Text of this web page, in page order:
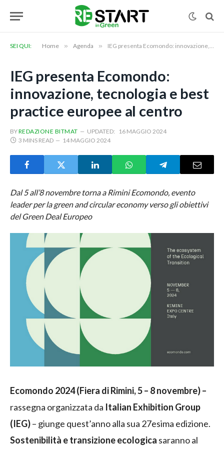
SEI QUI: Home » Agenda » IEG presenta Ecomondo: innovazione, tecnologia e best practice europee al centro
IEG presenta Ecomondo:
innovazione, tecnologia e best
practice europee al centro
BYREDAZIONE BITMAT UPDATED:
16 MAGGIO 2024
3 MINS READ
14 MAGGIO 2024
Dal 5 all’8 novembre torna a Rimini Ecomondo, evento
leader per la green and circular economy verso gli obiettivi
del Green Deal Europeo
Ecomondo 2024 (Fiera di Rimini, 5 – 8 novembre) –
rassegna organizzata da Italian Exhibition Group
(IEG)– giunge quest’anno alla sua 27esima edizione.
Sostenibilità e transizione ecologica saranno al